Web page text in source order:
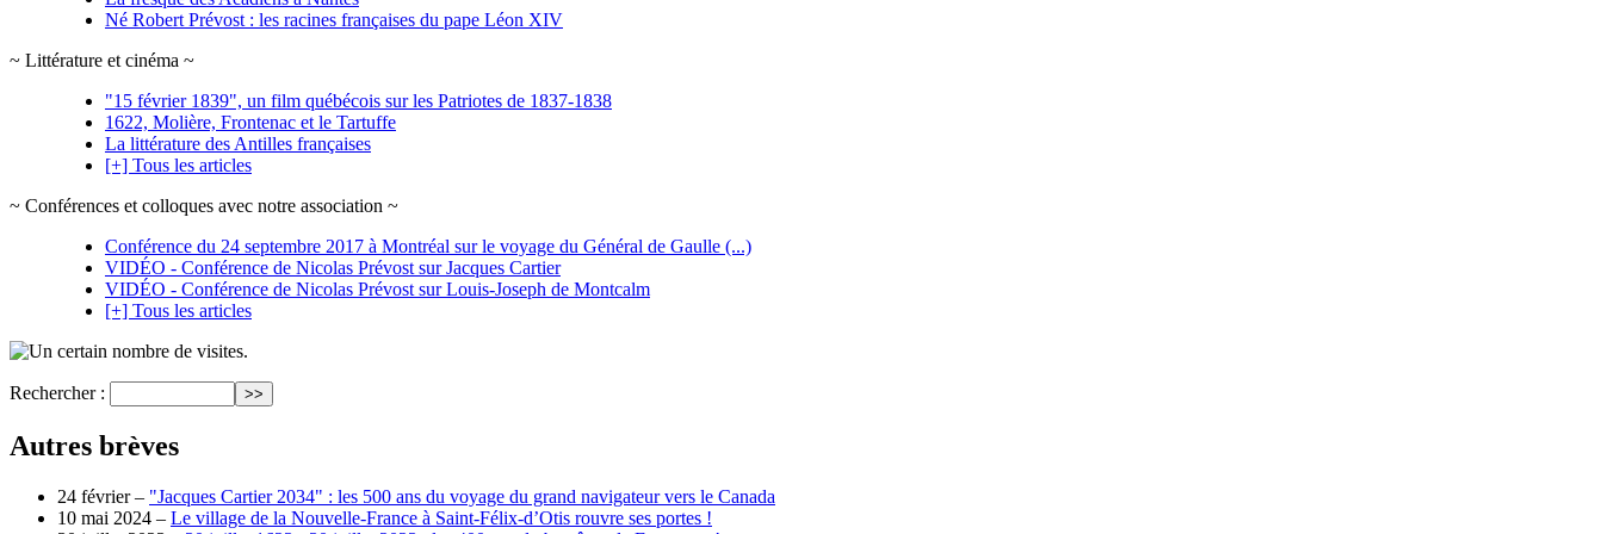
Né Robert Prévost : les racines françaises du pape Léon XIV
~ Littérature et cinéma ~
"15 février 1839", un film québécois sur les Patriotes de 1837-1838
1622, Molière, Frontenac et le Tartuffe
La littérature des Antilles françaises
[+] Tous les articles
~ Conférences et colloques avec notre association ~
Conférence du 24 septembre 2017 à Montréal sur le voyage du Général de Gaulle (...)
VIDÉO - Conférence de Nicolas Prévost sur Jacques Cartier
VIDÉO - Conférence de Nicolas Prévost sur Louis-Joseph de Montcalm
[+] Tous les articles
visites.
Rechercher :
Autres brèves
24 février – "Jacques Cartier 2034" : les 500 ans du voyage du grand navigateur vers le Canada
10 mai 2024 – Le village de la Nouvelle-France à Saint-Félix-d’Otis rouvre ses portes !